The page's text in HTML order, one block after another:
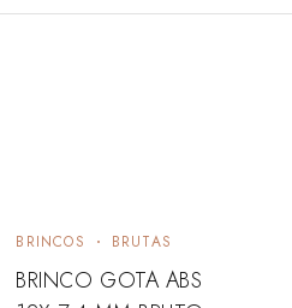
BRINCOS BRUTAS
BRINCO GOTA ABS